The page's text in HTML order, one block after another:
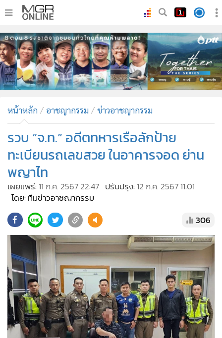
• หน้าหลัก
• ทันเหตุการณ์
• ภาคใต้
• ภูมิภาค
• บันเทิง
• คอลัมนิสต์
• ละคร
• CbizReview
• Cyber BIZ
• Good health & Well-being
• Green Innovation & SD
Management & HR
• MGR Live
•
Infographic
• การเมือง
• ท่องเที่ยว
• กีฬา
หน้าหลัก อาชญากรรม ข่าวอาชญากรรม
รวบ “จ.ท.” อดีตทหารเรือลักป้าย
ทะเบียนรถเลขสวย ในอาคารจอด ย่าน
พญาไท
เผยแพร่: 11 ก.ค. 2567 22:47 ปรับปรุง: 12 ก.ค. 2567 11:01
โดย: ทีมข่าวอาชญากรรม
306